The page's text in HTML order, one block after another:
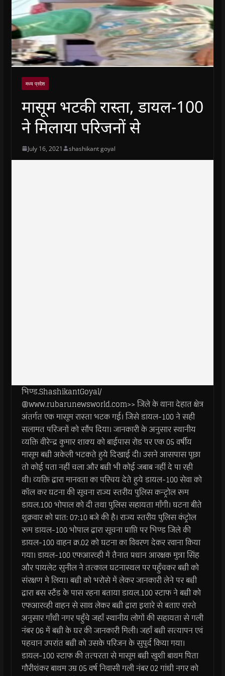
मध्य प्रदेश
मासूम भटकी रास्ता, डायल-100
ने मिलाया परिजनों से
July 16, 2021 shashikant goyal
भिण्ड.ShashikantGoyal/
@www.rubarunewsworld.com>> जिले के थाना देहात क्षेत्र
अंतर्गत एक मासूम रास्ता भटक गई। जिसे डायल-100 ने सही
सलामत परिजनों को सौंप दिया। जानकारी के अनुसार स्थानीय
व्यक्ति वीरेन्द्र कुमार शाक्य को बाईपास रोड पर एक 05 वर्षीय
मासूम बच्ची अकेली भटकते हुये दिखाई दी। उसने आसपास पूछा
तो कोई पता नहीं चला और बच्ची भी कोई जबाब नहीं दे पा रही
थी। व्यक्ति द्वारा मानवता का परिचय देते हुये डायल-100 सेवा को
कॉल कर घटना की सूचना राज्य स्तरीय पुलिस कन्ट्रोल रूम
डायल.100 भोपाल को दी तथा पुलिस सहायता माँगी। घटना बीते
शुक्रवार को प्रात: 07:10 बजे की है। राज्य स्तरीय पुलिस कंट्रोल
रूम डायल-100 भोपाल द्वारा सूचना प्राप्ति पर भिण्ड जिले की
डायल-100 वाहन क्र.02 को घटना का विवरण देकर रवाना किया
गया। डायल-100 एफआरव्ही में तैनात प्रधान आरक्षक मुन्ना सिंह
और पायलेट सुनील ने तत्काल घटनास्थल पर पहुँचकर बच्ची को
संरक्षण मे लिया। बच्ची को भरोसे में लेकर जानकारी लेने पर बच्ची
द्वारा बस स्टैंड के पास रहना बताया डायल.100 स्टाफ ने बच्ची को
एफआरव्ही वाहन से साथ लेकर बच्ची द्वारा इशारे से बताए रास्ते
अनुसार गाँधी नगर पहुँचे जहाँ स्थानीय लोगों की सहायता से गली
नंबर 06 में बच्ची के घर की जानकारी मिली। जहाँ बच्ची सत्यापन एवं
पहचान उपरांत बच्ची को उसके परिजन के सुपुर्द किया गया।
डायल-100 स्टाफ की तत्परता से मासूम बच्ची खुशी बाथम पिता
गौरीशंकर बाथम उम्र 05 वर्ष निवासी गली नंबर 02 गांधी नगर को